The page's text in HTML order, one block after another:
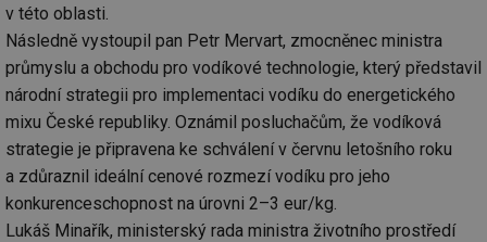
v této oblasti.
Následně vystoupil pan Petr Mervart, zmocněnec ministra
průmyslu a obchodu pro vodíkové technologie, který představil
národní strategii pro implementaci vodíku do energetického
mixu České republiky. Oznámil posluchačům, že vodíková
strategie je připravena ke schválení v červnu letošního roku
a zdůraznil ideální cenové rozmezí vodíku pro jeho
konkurenceschopnost na úrovni 2–3 eur/kg.
Lukáš Minařík, ministerský rada ministra životního prostředí